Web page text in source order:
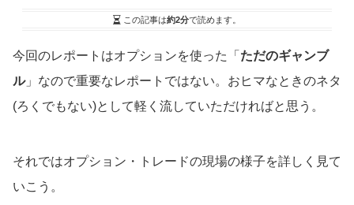
この記事は約2分で読めます。
今回のレポートはオプションを使った「 ただのギャンブ
ル」なので重要なレポートではない。おヒマなときのネタ
(ろくでもない)として軽く流していただければと思う。
それではオプション・トレードの現場の様子を詳しく見て
いこう。